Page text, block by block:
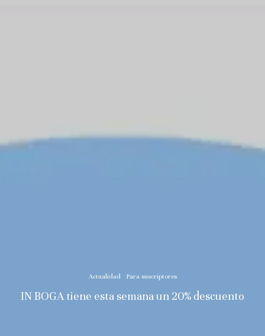
Actualidad Para suscriptores
IN BOGA tiene esta semana un 20% descuento